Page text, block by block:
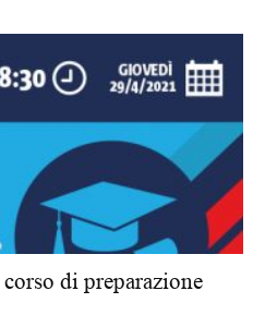
di preparazione